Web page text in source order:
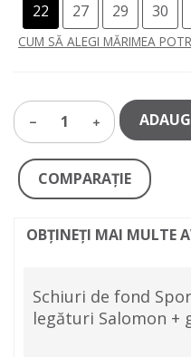
22
27 29 30
CUM SĂ ALEGI MĂRIMEA
1
COMPARAŢIE
OBȚINEȚI MAI MULTE
Schiuri de fond
legături Salomon +